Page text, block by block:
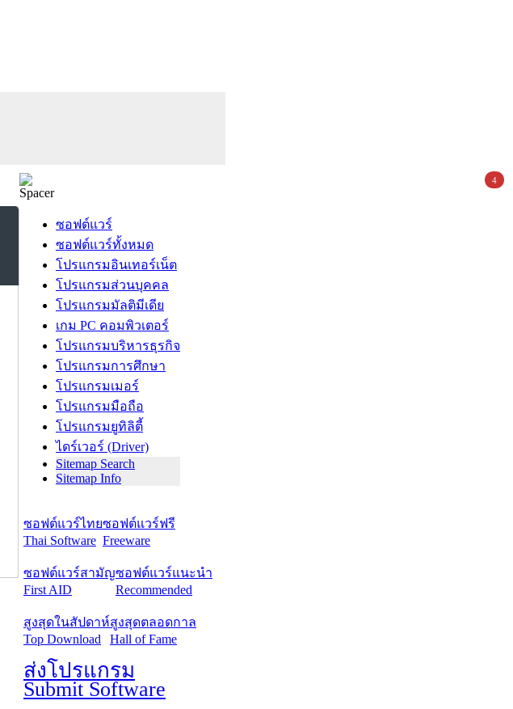
ซอฟต์แวร์
ซอฟต์แวร์ทั้งหมด
โปรแกรมอินเทอร์เน็ต
โปรแกรมส่วนบุคคล
โปรแกรมมัลติมีเดีย
เกม PC คอมพิวเตอร์
โปรแกรมบริหารธุรกิจ
โปรแกรมการศึกษา
โปรแกรมเมอร์
โปรแกรมมือถือ
โปรแกรมยูทิลิตี้
ไดร์เวอร์ (Driver)
Sitemap Search
Sitemap Info
ซอฟต์แวร์ไทย
Thai Software
ซอฟต์แวร์ฟรี
Freeware
ซอฟต์แวร์สามัญ
First AID
ซอฟต์แวร์แนะนำ
Recommended
สูงสุดในสัปดาห์
Top Download
สูงสุดตลอดกาล
Hall of Fame
ส่งโปรแกรม
Submit Software
4